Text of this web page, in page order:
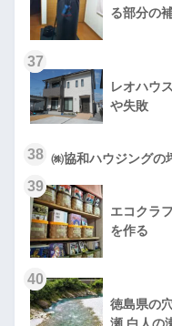
る部分の
37
レオハウ
や失敗
38 ㈱協和ハウジングの
39
エコクラ
を作る
40
徳島県の
瀬 白人の